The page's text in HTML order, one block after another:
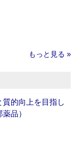
もっと見る »
質的向上を目指し
品）